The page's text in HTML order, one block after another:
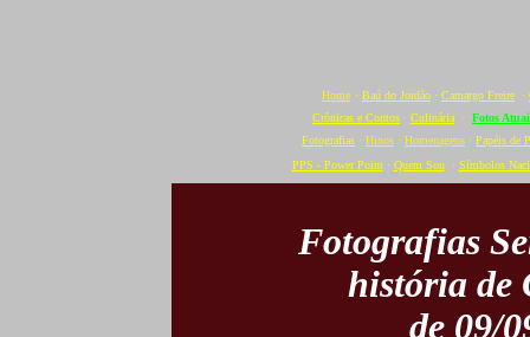
Home · Baú do Jordão · Camargo Freire ·
Crônicas e Contos · Culinária · Fotos
Fotografias · Hinos · Homenagens · Papéis de
PPS - Power Point· Quem Sou· Símbolos
Fotografias
história de
de 09/